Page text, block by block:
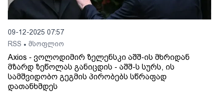
09-12-2025 07:57
RSS • მსოფლიო
Axios - ვოლოდიმირ ზელენსკი აშშ-ის მხრიდან
მზარდ ზეწოლას განიცდის - აშშ-ს სურს, ის
სამშვიდობო გეგმის პირობებს სწრაფად
დათანხმდეს